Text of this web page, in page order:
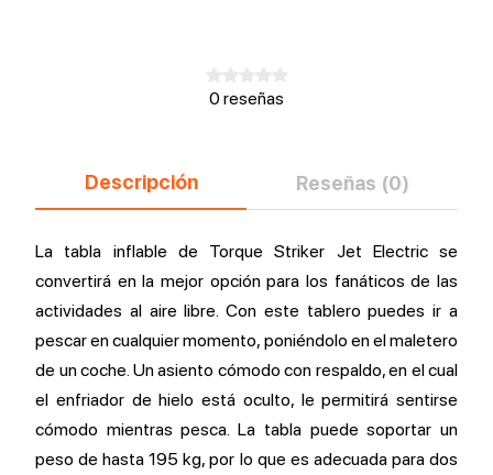
0 reseñas
Descripción Reseñas (0)
La tabla inflable de Torque Striker Jet Electric se
convertirá en la mejor opción para los fanáticos de las
actividades al aire libre. Con este tablero puedes ir a
pescar en cualquier momento, poniéndolo en el maletero
de un coche. Un asiento cómodo con respaldo, en el cual
el enfriador de hielo está oculto, le permitirá sentirse
cómodo mientras pesca. La tabla puede soportar un
peso de hasta 195 kg, por lo que es adecuada para dos